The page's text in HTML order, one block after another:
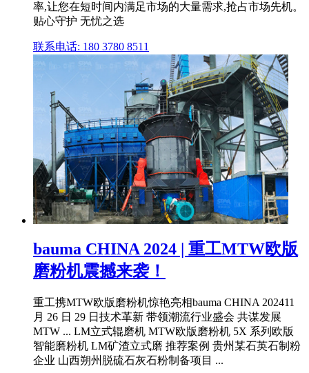
率,让您在短时间内满足市场的大量需求,抢占市场先机。
贴心守护 无忧之选
联系电话: 180 3780 8511
bauma CHINA 2024 | 重工MTW欧版
磨粉机震撼来袭！
重工携MTW欧版磨粉机惊艳亮相bauma CHINA 202411
月 26 日 29 日技术革新 带领潮流行业盛会 共谋发展
MTW ... LM立式辊磨机 MTW欧版磨粉机 5X 系列欧版
智能磨粉机 LM矿渣立式磨 推荐案例 贵州某石英石制粉
企业 山西朔州脱硫石灰石粉制备项目 ...